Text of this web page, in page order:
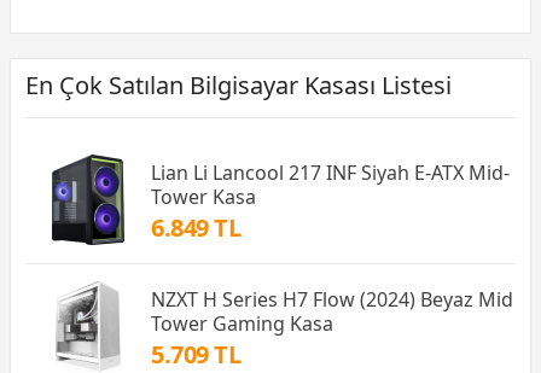
En Çok Satılan Bilgisayar Kasası Listesi
Lian Li Lancool 217 INF Siyah E-ATX Mid-
Tower Kasa
6.849 TL
NZXT H Series H7 Flow (2024) Beyaz Mid
Tower Gaming Kasa
5.709 TL